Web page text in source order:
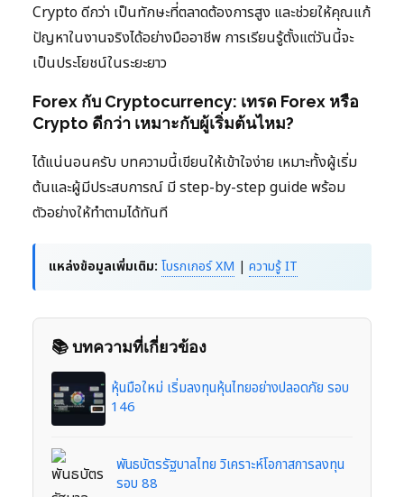
Crypto ดีกว่า เป็นทักษะที่ตลาดต้องการสูง และช่วยให้คุณแก้
ปัญหาในงานจริงได้อย่างมืออาชีพ การเรียนรู้ตั้งแต่วันนี้จะ
เป็นประโยชน์ในระยะยาว
Forex กับ Cryptocurrency: เทรด Forex หรือ
Crypto ดีกว่า เหมาะกับผู้เริ่มต้นไหม?
ได้แน่นอนครับ บทความนี้เขียนให้เข้าใจง่าย เหมาะทั้งผู้เริ่ม
ต้นและผู้มีประสบการณ์ มี step-by-step guide พร้อม
ตัวอย่างให้ทำตามได้ทันที
แหล่งข้อมูลเพิ่มเติม: โบรกเกอร์ XM | ความรู้ IT
📚 บทความที่เกี่ยวข้อง
หุ้นมือใหม่ เริ่มลงทุนหุ้นไทยอย่างปลอดภัย รอบ
146
พันธบัตรรัฐบาลไทย วิเคราะห์โอกาสการลงทุน
รอบ 88